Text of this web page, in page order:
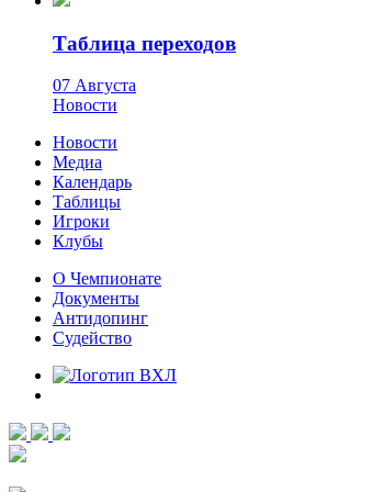
Таблица переходов
07 Августа
Новости
Новости
Медиа
Календарь
Таблицы
Игроки
Клубы
О Чемпионате
Документы
Антидопинг
Судейство